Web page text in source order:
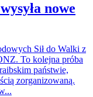
nowe
Sił do Walki z
To kolejna próba
państwie,
zorganizowaną.